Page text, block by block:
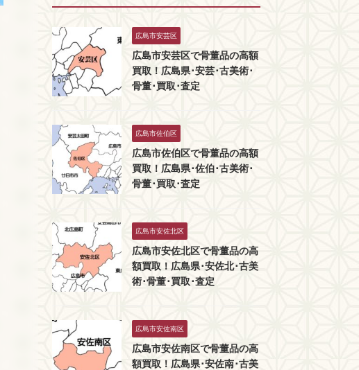
広島市安芸区
広島市安芸区で骨董品の高額
買取！広島県･安芸･古美術･
骨董･買取･査定
広島市佐伯区
広島市佐伯区で骨董品の高額
買取！広島県･佐伯･古美術･
骨董･買取･査定
広島市安佐北区
広島市安佐北区で骨董品の高
額買取！広島県･安佐北･古美
術･骨董･買取･査定
広島市安佐南区
広島市安佐南区で骨董品の高
額買取！広島県･安佐南･古美